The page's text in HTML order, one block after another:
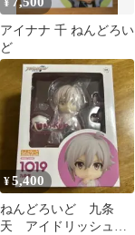
¥
アイナナ 千 ねんどろい
ど
¥5,400
ねんどろいど 九条
天 アイドリッシュセ